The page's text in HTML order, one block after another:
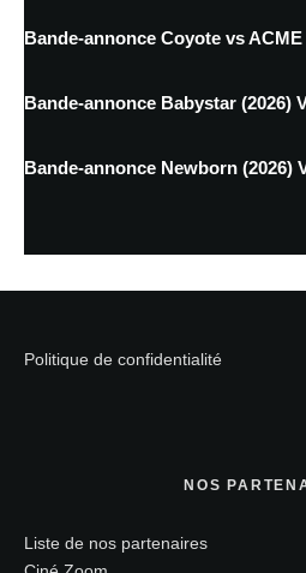
Bande-annonce Coyote vs ACME
Bande-annonce Babystar (2026)
Bande-annonce Newborn (2026)
Politique de confidentialité
NOS
Liste de nos partenaires